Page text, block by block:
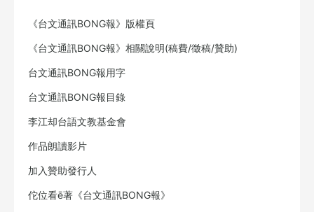
《台文通訊BONG報》版權頁
《台文通訊BONG報》相關說明(稿費/徵稿/贊助)
台文通訊BONG報用字
台文通訊BONG報目錄
李江却台語文教基金會
作品朗讀影片
加入贊助發行人
佗位看ē著《台文通訊BONG報》